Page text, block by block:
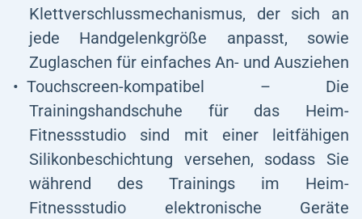
Klettverschlussmechanismus, der sich an
jede Handgelenkgröße anpasst, sowie
Zuglaschen für einfaches An- und Ausziehen
Touchscreen-kompatibel – Die
Trainingshandschuhe für das Heim-
Fitnessstudio sind mit einer leitfähigen
Silikonbeschichtung versehen, sodass Sie
während des Trainings im Heim-
Fitnessstudio elektronische Geräte